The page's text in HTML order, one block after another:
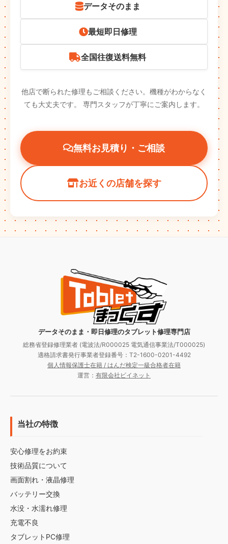
データそのまま
最短即日修理
全国往復送料無料
他店で断られた修理もご相談ください。機種がわからなく
ても大丈夫です。
専門スタッフが丁寧にご案内します。
無料お見積り・ご相談
お近くの店舗を探す
データそのまま・即日修理のタブレット修理専門店
総務省登録修理業者 (電波法/R000025 電気通信事業法/T000025)
適格請求書発行事業者登録番号：T2-1600-0201-4492
個人情報保護士在籍 / はんだ検定一級合格者在籍
運営： 有限会社ビイネット
当社の特徴
安心修理をお約束
技術品質について
画面割れ・液晶修理
バッテリー交換
水没・水濡れ修理
充電不良
タブレットPC修理